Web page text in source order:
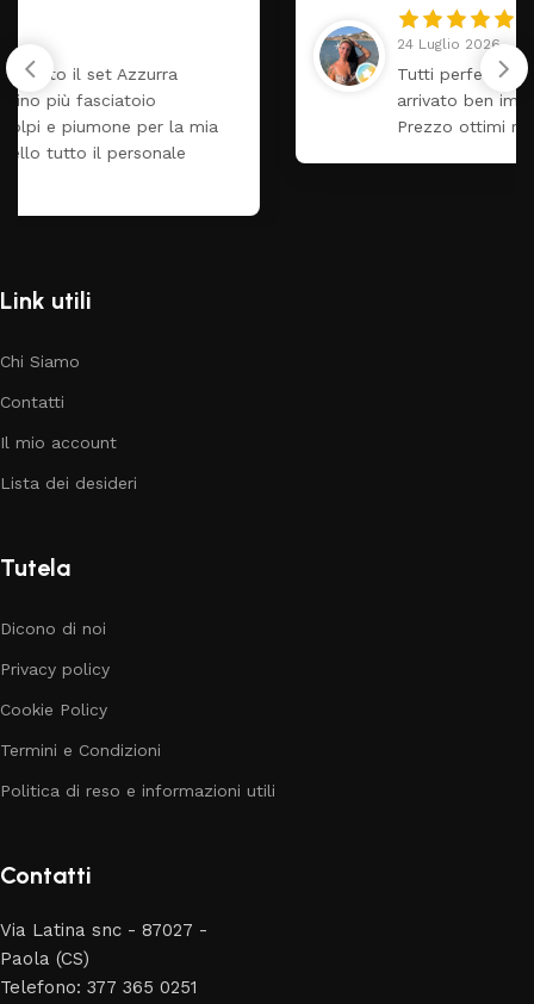
Tutti perfetto! Ho ordinato un lettino che é
arrivato ben imballato dopo pochi giorni.
Prezzo ottimi rispetto la concorrenza
Link utili
Chi Siamo
Contatti
Il mio account
Lista dei desideri
Tutela
Dicono di noi
Privacy policy
Cookie Policy
Termini e Condizioni
Politica di reso e informazioni utili
Contatti
Via Latina snc - 87027 -
Paola (CS)
Telefono: 377 365 0251